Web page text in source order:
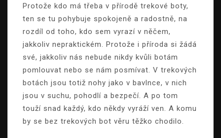
Protože kdo má třeba v přírodě trekové boty,
ten se tu pohybuje spokojeně a radostně, na
rozdíl od toho, kdo sem vyrazí v něčem,
jakkoliv nepraktickém. Protože i příroda si žádá
své, jakkoliv nás nebude nikdy kvůli botám
pomlouvat nebo se nám posmívat. V trekových
botách jsou totiž nohy jako v bavlnce, v nich
jsou v suchu, pohodlí a bezpečí. A po tom
touží snad každý, kdo někdy vyráží ven. A komu
by se bez trekových bot věru těžko chodilo.